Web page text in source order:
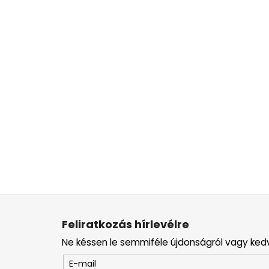
L
Feliratkozás hírlevélre
Ne késsen le semmiféle újdonságról vagy
E-mail